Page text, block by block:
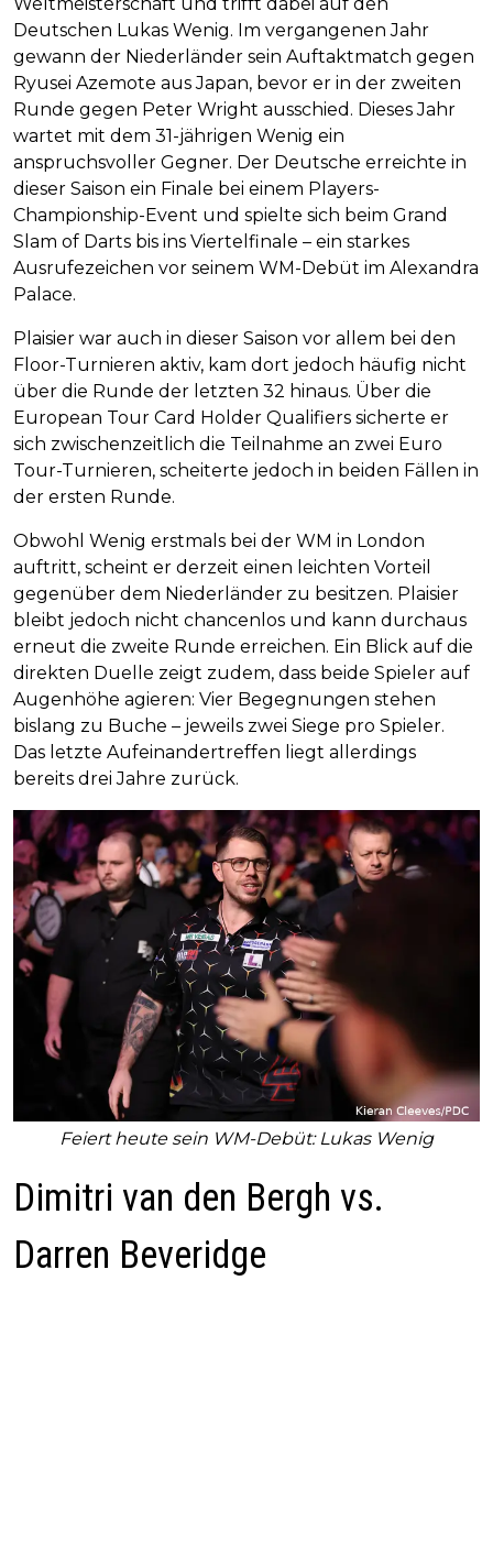
Deutschen Lukas Wenig. Im vergangenen Jahr
gewann der Niederländer sein Auftaktmatch gegen
Ryusei Azemote aus Japan, bevor er in der zweiten
Runde gegen Peter Wright ausschied. Dieses Jahr
wartet mit dem 31-jährigen Wenig ein
anspruchsvoller Gegner. Der Deutsche erreichte in
dieser Saison ein Finale bei einem Players-
Championship-Event und spielte sich beim Grand
Slam of Darts bis ins Viertelfinale – ein starkes
Ausrufezeichen vor seinem WM-Debüt im Alexandra
Palace.
Plaisier war auch in dieser Saison vor allem bei den
Floor-Turnieren aktiv, kam dort jedoch häufig nicht
über die Runde der letzten 32 hinaus. Über die
European Tour Card Holder Qualifiers sicherte er
sich zwischenzeitlich die Teilnahme an zwei Euro
Tour-Turnieren, scheiterte jedoch in beiden Fällen in
der ersten Runde.
Obwohl Wenig erstmals bei der WM in London
auftritt, scheint er derzeit einen leichten Vorteil
gegenüber dem Niederländer zu besitzen. Plaisier
bleibt jedoch nicht chancenlos und kann durchaus
erneut die zweite Runde erreichen. Ein Blick auf die
direkten Duelle zeigt zudem, dass beide Spieler auf
Augenhöhe agieren: Vier Begegnungen stehen
bislang zu Buche – jeweils zwei Siege pro Spieler.
Das letzte Aufeinandertreffen liegt allerdings
bereits drei Jahre zurück.
Feiert heute sein WM-Debüt: Lukas Wenig
Dimitri van den Bergh vs.
Darren Beveridge